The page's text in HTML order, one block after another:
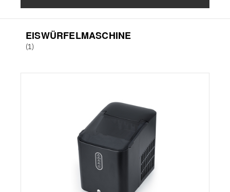
EISWÜRFELMASCHINE
(1)